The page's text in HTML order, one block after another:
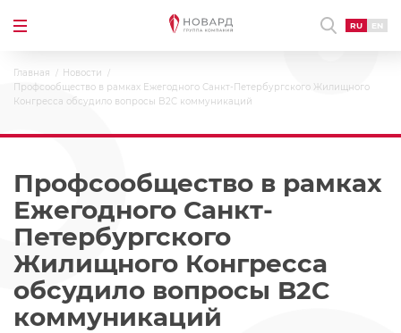
RU EN
Главная
Новости
Профсообщество в рамках Ежегодного Санкт-Петербургского Жилищного
Конгресса обсудило вопросы B2C коммуникаций
Профсообщество в рамках
Ежегодного Санкт-
Петербургского
Жилищного Конгресса
обсудило вопросы B2C
коммуникаций